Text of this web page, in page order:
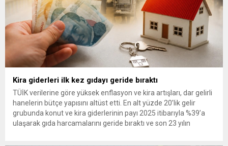
Kira giderleri ilk kez gıdayı geride bıraktı
TÜİK verilerine göre yüksek enflasyon ve kira artışları, dar gelirli
hanelerin bütçe yapısını altüst etti. En alt yüzde 20’lik gelir
grubunda konut ve kira giderlerinin payı 2025 itibarıyla %39’a
ulaşarak gıda harcamalarını geride bıraktı ve son 23 yılın